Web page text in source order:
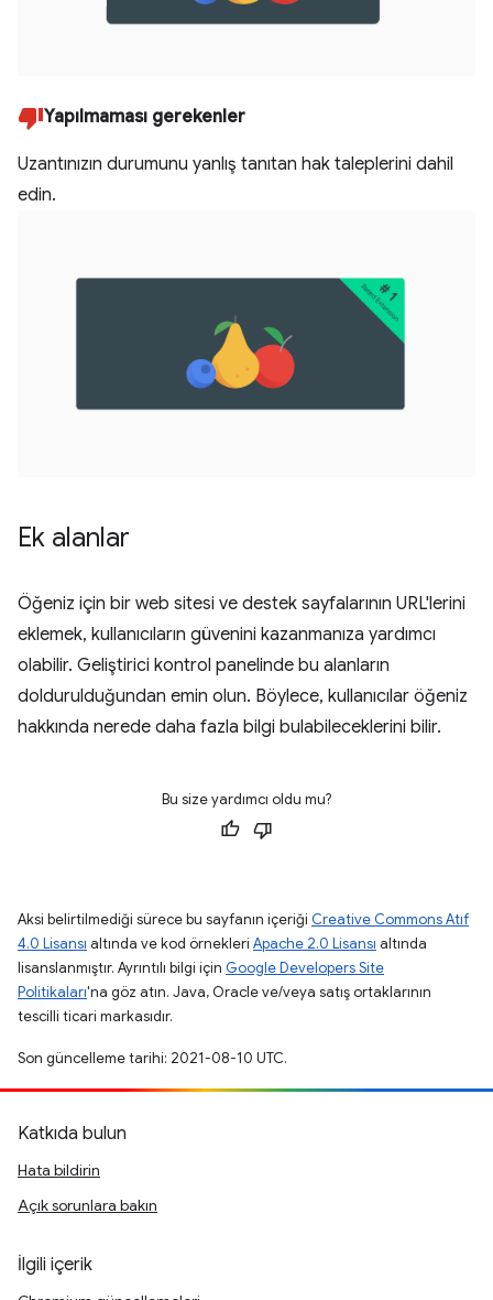
Yapılmaması gerekenler
Uzantınızın durumunu yanlış tanıtan hak taleplerini dahil
edin.
Ek alanlar
Öğeniz için bir web sitesi ve destek sayfalarının URL'lerini
eklemek, kullanıcıların güvenini kazanmanıza yardımcı
olabilir. Geliştirici kontrol panelinde bu alanların
doldurulduğundan emin olun. Böylece, kullanıcılar öğeniz
hakkında nerede daha fazla bilgi bulabileceklerini bilir.
Bu size yardımcı oldu mu?
Aksi belirtilmediği sürece bu sayfanın içeriği Creative Commons Atıf
4.0 Lisansı altında ve kod örnekleri Apache 2.0 Lisansı altında
lisanslanmıştır. Ayrıntılı bilgi için Google Developers Site
Politikaları'na göz atın. Java, Oracle ve/veya satış ortaklarının
tescilli ticari markasıdır.
Son güncelleme tarihi: 2021-08-10 UTC.
Katkıda bulun
Hata bildirin
Açık sorunlara bakın
İlgili içerik